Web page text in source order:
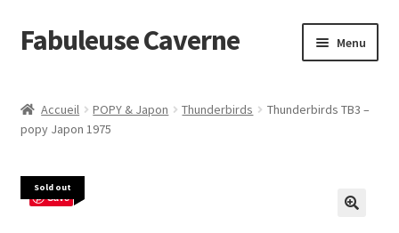
Aller
à
navigation
Aller
au
Fabuleuse Caverne Menu
En boutique
enfant
Superflat Museum Murakami
Accueil POPY & Japon Thunderbirds
Thunderbirds TB3 –
popy Japon 1975
Sold out
Save